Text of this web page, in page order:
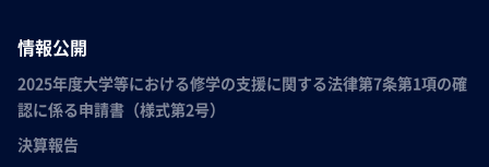
情報公開
2025年度大学等における修学の支援に関する法律第7条第1項の確
認に係る申請書（様式第2号）
決算報告